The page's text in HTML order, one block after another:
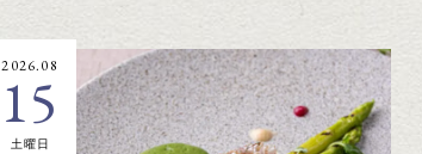
2026.08
15
土曜日